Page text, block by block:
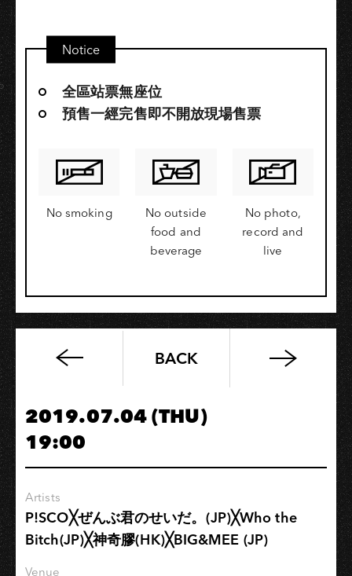
Notice
全區站票無座位
預售一經完售即不開放現場售票
No smoking
No outside
food and
beverage
No photo,
record and
live
這
人
TGOP
音
樂
會
−高
BACK
2019.07.04 (THU)
19:00
Artists
P!SCO╳ぜんぶ君のせいだ。(JP)╳Who the
Bitch(JP)╳神奇膠(HK)╳BIG&MEE (JP)
Venue